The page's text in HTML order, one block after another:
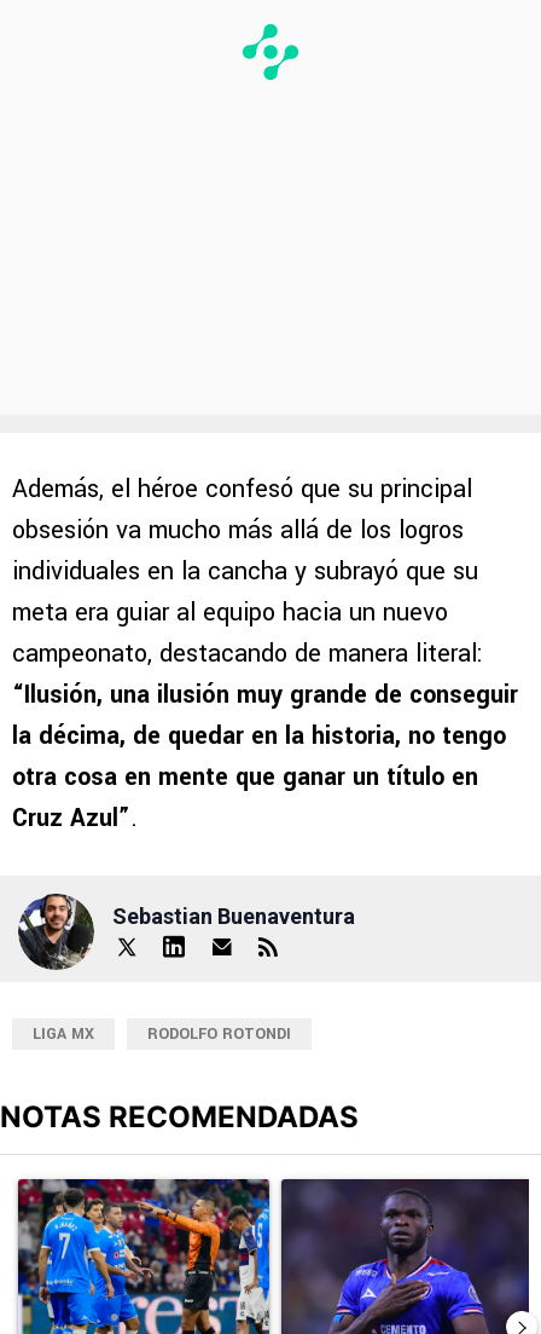
Además, el héroe confesó que su principal
obsesión va mucho más allá de los logros
individuales en la cancha y subrayó que su
meta era guiar al equipo hacia un nuevo
campeonato, destacando de manera literal:
“Ilusión, una ilusión muy grande de conseguir
la décima, de quedar en la historia, no tengo
otra cosa en mente que ganar un título en
Cruz Azul”.
Sebastian Buenaventura
LIGA MX RODOLFO ROTONDI
NOTAS RECOMENDADAS
Un artículo de tendencia con el título "Cruz Azul 2-3 Atlante:
Un artículo de tendencia con